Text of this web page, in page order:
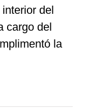
del
cargo del
la